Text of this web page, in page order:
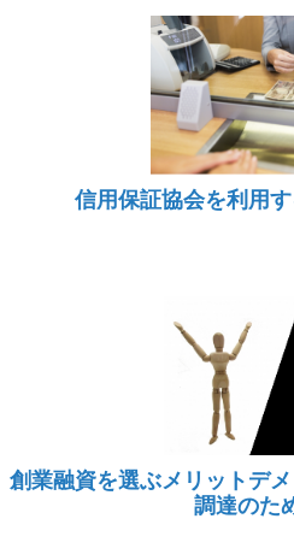
信用保証協会を利用
創業融資を選ぶメリットデ
調達のた